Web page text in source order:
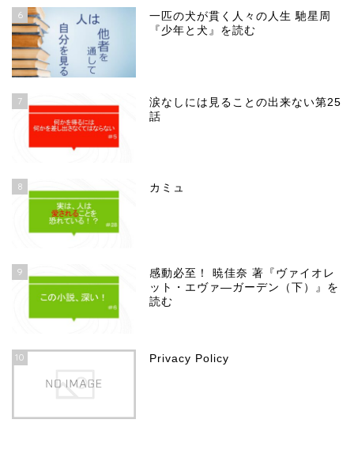
6
一匹の犬が貫く人々の人生 馳星周
『少年と犬』を読む
7
涙なしには見ることの出来ない第25
話
8 カミュ
9
感動必至！ 暁佳奈 著『ヴァイオレ
ット・エヴァ―ガーデン（下）』を
読む
10 Privacy Policy